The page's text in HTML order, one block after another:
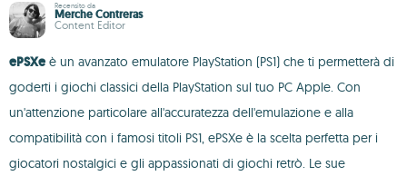
Recensito da
Merche Contreras
Content Editor
ePSXe è un avanzato emulatore PlayStation (PS1) che ti permetterà di
goderti i giochi classici della PlayStation sul tuo PC Apple. Con
un'attenzione particolare all'accuratezza dell'emulazione e alla
compatibilità con i famosi titoli PS1, ePSXe è la scelta perfetta per i
giocatori nostalgici e gli appassionati di giochi retrò. Le sue